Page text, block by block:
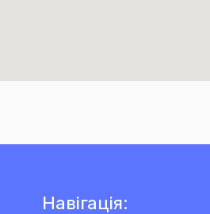
Навігація: